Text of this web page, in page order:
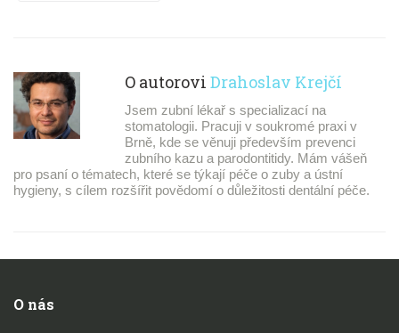
O autorovi Drahoslav Krejčí
Jsem zubní lékař s specializací na
stomatologii. Pracuji v soukromé praxi v
Brně, kde se věnuji především prevenci
zubního kazu a parodontitidy. Mám vášeň
pro psaní o tématech, které se týkají péče o zuby a ústní
hygieny, s cílem rozšířit povědomí o důležitosti dentální péče.
O nás